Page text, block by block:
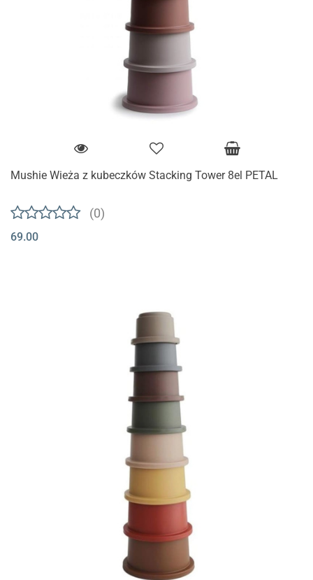
Mushie Wieża z kubeczków Stacking Tower 8el PETAL
(0)
69.00